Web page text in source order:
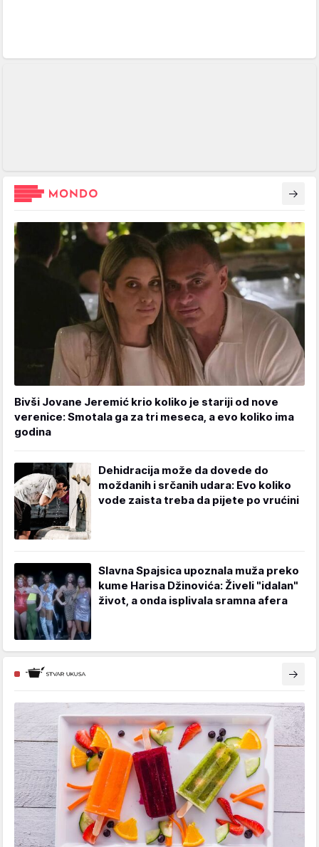
Bivši Jovane Jeremić krio koliko je stariji od nove
verenice: Smotala ga za tri meseca, a evo koliko ima
godina
Dehidracija može da dovede do
moždanih i srčanih udara: Evo koliko
vode zaista treba da pijete po vrućini
Slavna Spajsica upoznala muža preko
kume Harisa Džinovića: Živeli "idalan"
život, a onda isplivala sramna afera